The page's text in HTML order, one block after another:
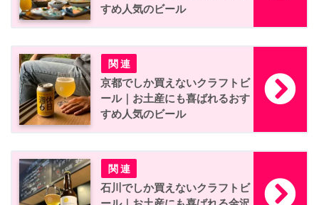
すめ人気のビール
京都でしか買えないクラフトビ
ール｜お土産にも喜ばれるおす
すめ人気のビール
石川でしか買えないクラフトビ